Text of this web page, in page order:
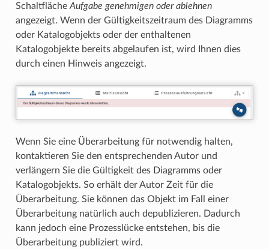
Schaltfläche Aufgabe genehmigen oder ablehnen
angezeigt. Wenn der Gültigkeitszeitraum des Diagramms
oder Katalogobjekts oder der enthaltenen
Katalogobjekte bereits abgelaufen ist, wird Ihnen dies
durch einen Hinweis angezeigt.
Wenn Sie eine Überarbeitung für notwendig halten,
kontaktieren Sie den entsprechenden Autor und
verlängern Sie die Gültigkeit des Diagramms oder
Katalogobjekts. So erhält der Autor Zeit für die
Überarbeitung. Sie können das Objekt im Fall einer
Überarbeitung natürlich auch depublizieren. Dadurch
kann jedoch eine Prozesslücke entstehen, bis die
Überarbeitung publiziert wird.